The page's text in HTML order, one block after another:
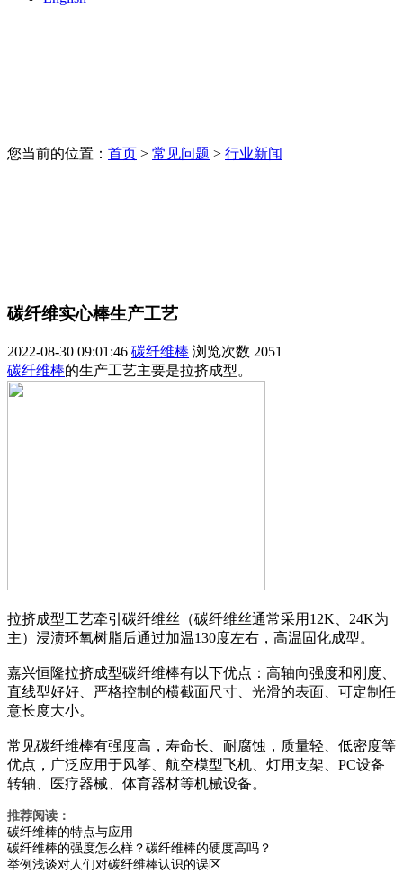
您当前的位置： 首页 > 常见问题 > 行业新闻
碳纤维实心棒生产工艺
2022-08-30 09:01:46 碳纤维棒 浏览次数 2051
碳纤维棒的生产工艺主要是拉挤成型。
拉挤成型工艺牵引碳纤维丝（碳纤维丝通常采用12K、24K为
主）浸渍环氧树脂后通过加温130度左右，高温固化成型。
嘉兴恒隆拉挤成型碳纤维棒有以下优点：高轴向强度和刚度、
直线型好好、严格控制的横截面尺寸、光滑的表面、可定制任
意长度大小。
常见碳纤维棒有强度高，寿命长、耐腐蚀，质量轻、低密度等
优点，广泛应用于风筝、航空模型飞机、灯用支架、PC设备
转轴、医疗器械、体育器材等机械设备。
推荐阅读：
碳纤维棒的特点与应用
碳纤维棒的强度怎么样？碳纤维棒的硬度高吗？
举例浅谈对人们对碳纤维棒认识的误区